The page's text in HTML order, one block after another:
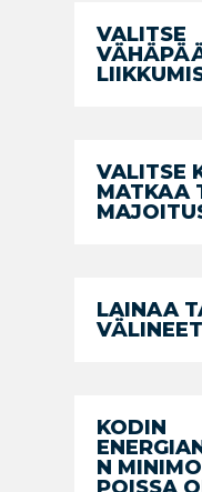
VALITSE
VALITSE
MATKAA
LAINAA
VÄLINEET
KODIN
N